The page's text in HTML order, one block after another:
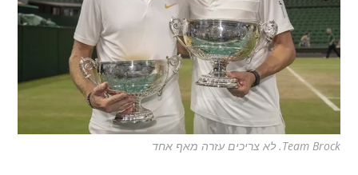
Team Brock. לא צריכים עזרה מאף אחד